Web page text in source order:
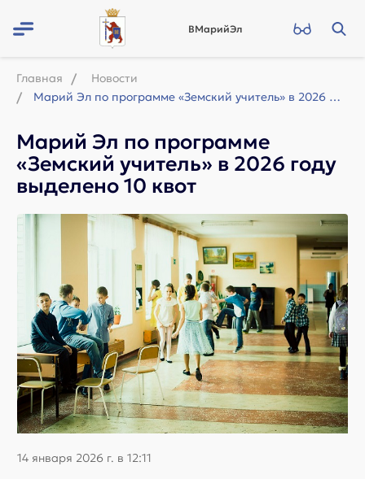
ВМарийЭл
Главная
Новости
Марий Эл по программе «Земский учитель» в 2026 году выделено 10 квот
Марий Эл по программе
«Земский учитель» в 2026 году
выделено 10 квот
14 января 2026 г. в 12:11